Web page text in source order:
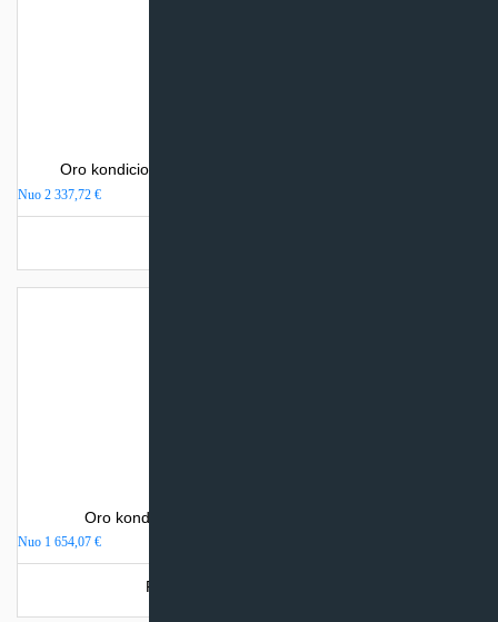
Oro kondicionierius Mitsubishi Electric MSZ-LN-VGHZ
Nuo 2 337,72 €
Oro kondicionierius Mitsubishi Electric MSZ-AP
Nuo 1 654,07 €
Produkto šiuo metu neturime.